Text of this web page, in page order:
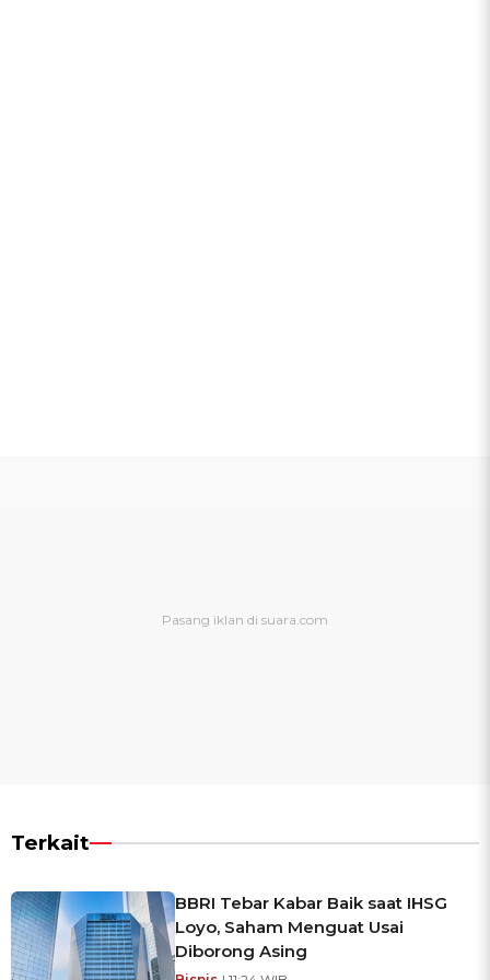
Terkait
BBRI Tebar Kabar Baik saat IHSG
Loyo, Saham Menguat Usai
Diborong Asing